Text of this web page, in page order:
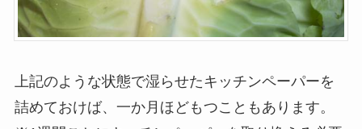
上記のような状態で湿らせたキッチンペーパーを
詰めておけば、一か月ほどもつこともあります。